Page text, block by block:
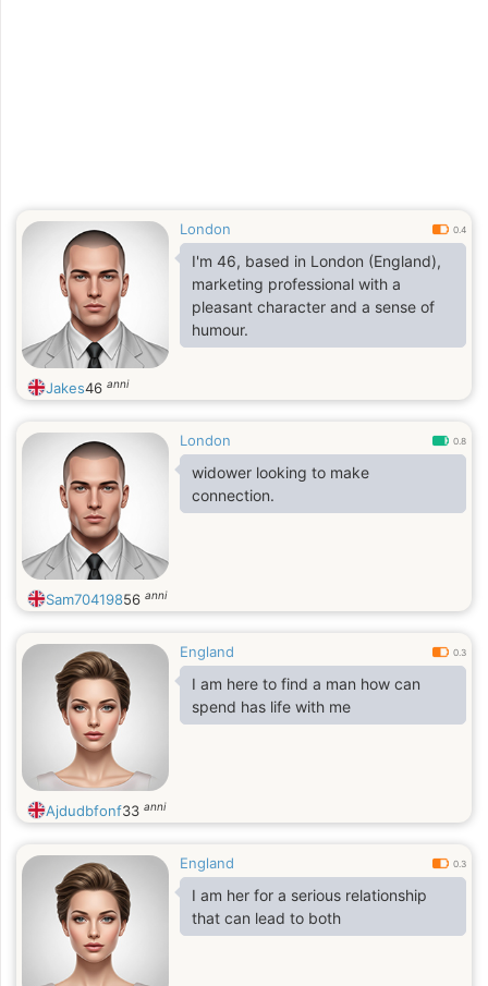
London 0.4
I'm 46, based in London (England),
marketing professional with a
pleasant character and a sense of
humour.
Jakes46 anni
London 0.8
widower looking to make
connection.
Sam70419856 anni
England 0.3
I am here to find a man how can
spend has life with me
Ajdudbfonf33 anni
England 0.3
I am her for a serious relationship
that can lead to both